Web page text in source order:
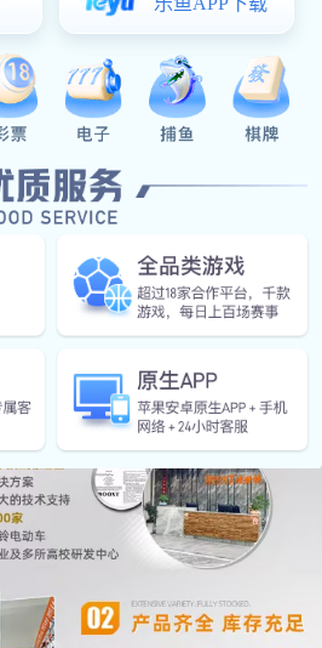
合金铸件 合金铸件
汽车后桥 汽车前后